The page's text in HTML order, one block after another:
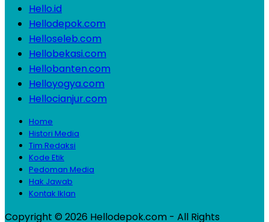
Hello.id
Hellodepok.com
Helloseleb.com
Hellobekasi.com
Hellobanten.com
Helloyogya.com
Hellocianjur.com
Home
Histori Media
Tim Redaksi
Kode Etik
Pedoman Media
Hak Jawab
Kontak Iklan
Copyright © 2026 Hellodepok.com - All Rights